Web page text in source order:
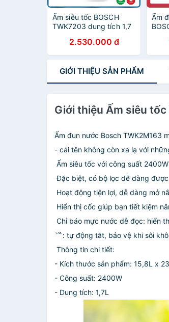
Ấm siêu tốc BOSCH
TWK7203 dung tích 1,7
2.530.000 đ
Ấm
GIỚI THIỆU SẢN PHẨM
Giới thiệu Ấm siêu
Ấm đun nước Bosch TWK2M163
- cái tên không còn xa lạ với
Ấm siêu tốc với công suất
Đặc biệt, có bộ lọc dễ dàng
Hoạt động tiện lợi, dễ dàng mở
Hiển thị cốc giúp bạn tiết kiệm
Chỉ báo mực nước dễ đọc: hiển
̂̀: tự động tắt, bảo vệ khi sôi
Thông tin chi tiết:
- Kích thước sản phẩm: 15,8L x
- Công suất: 2400W
- Dung tích: 1,7L